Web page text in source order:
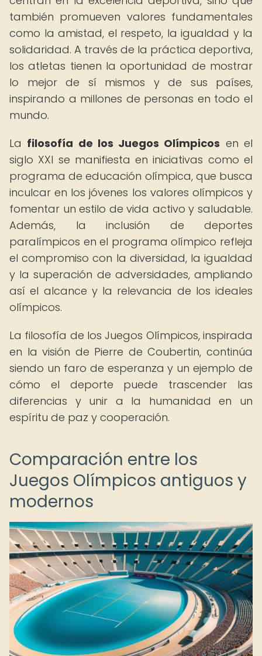
también promueven valores fundamentales
como la amistad, el respeto, la igualdad y la
solidaridad. A través de la práctica deportiva,
los atletas tienen la oportunidad de mostrar
lo mejor de sí mismos y de sus países,
inspirando a millones de personas en todo el
mundo.
La filosofía de los Juegos Olímpicos en el
siglo XXI se manifiesta en iniciativas como el
programa de educación olímpica, que busca
inculcar en los jóvenes los valores olímpicos y
fomentar un estilo de vida activo y saludable.
Además, la inclusión de deportes
paralímpicos en el programa olímpico refleja
el compromiso con la diversidad, la igualdad
y la superación de adversidades, ampliando
así el alcance y la relevancia de los ideales
olímpicos.
La filosofía de los Juegos Olímpicos, inspirada
en la visión de Pierre de Coubertin, continúa
siendo un faro de esperanza y un ejemplo de
cómo el deporte puede trascender las
diferencias y unir a la humanidad en un
espíritu de paz y cooperación.
Comparación entre los
Juegos Olímpicos antiguos y
modernos